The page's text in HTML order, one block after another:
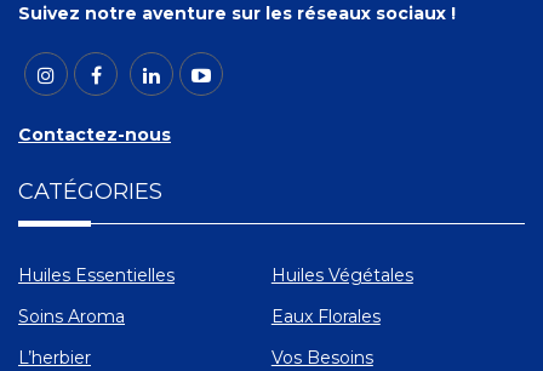
Suivez notre aventure sur les réseaux sociaux !
Contactez-nous
CATÉGORIES
Huiles Essentielles
Huiles Végétales
Soins Aroma
Eaux Florales
L’herbier
Vos Besoins